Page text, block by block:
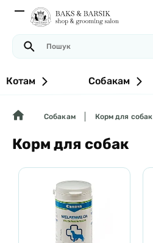
Котам Собакам
Собакам Корм для собак
Корм для собак